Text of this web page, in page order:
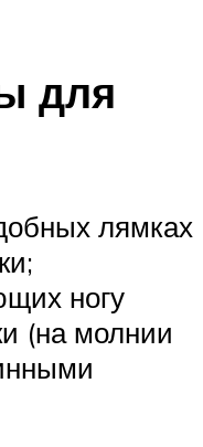
для
лямках
ногу
(на молнии